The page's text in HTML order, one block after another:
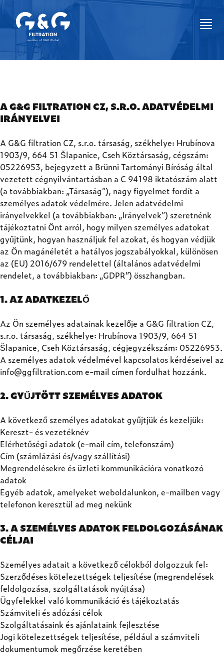
A G&G FILTRATION CZ, S.R.O. ADATVÉDELMI
IRÁNYELVEI
A G&G filtration CZ, s.r.o. társaság, székhelye: Hrubínova
1903/9, 664 51 Šlapanice, Cseh Köztársaság, cégszám:
05226953, bejegyzett a Brünni Tartományi Bíróság által
vezetett cégnyilvántartásban a C 94198 iktatószám alatt
(a továbbiakban: „Társaság”), nagy figyelmet fordít a
személyes adatok védelmére. Jelen adatvédelmi
irányelvekkel (a továbbiakban: „Irányelvek”) szeretnénk
tájékoztatni Önt arról, hogy milyen személyes adatokat
gyűjtünk, hogyan használjuk fel azokat, és hogyan védjük
az Ön magánéletét a hatályos jogszabályokkal, különösen
az (EU) 2016/679 rendelettel (általános adatvédelmi
rendelet, a továbbiakban: „GDPR”) összhangban.
1. AZ ADATKEZELŐ
Az Ön személyes adatainak kezelője a G&G filtration CZ,
s.r.o. társaság, székhelye: Hrubínova 1903/9, 664 51
Šlapanice, Cseh Köztársaság, cégjegyzékszám: 05226953.
A személyes adatok védelmével kapcsolatos kérdéseivel az
info@ggfiltration.com e-mail címen fordulhat hozzánk.
2. GYŰJTÖTT SZEMÉLYES ADATOK
A következő személyes adatokat gyűjtjük és kezeljük:
Kereszt- és vezetéknév
Elérhetőségi adatok (e-mail cím, telefonszám)
Cím (számlázási és/vagy szállítási)
Megrendelésekre és üzleti kommunikációra vonatkozó
adatok
Egyéb adatok, amelyeket weboldalunkon, e-mailben vagy
telefonon keresztül ad meg nekünk
3. A SZEMÉLYES ADATOK FELDOLGOZÁSÁNAK
CÉLJAI
Személyes adatait a következő célokból dolgozzuk fel:
Szerződéses kötelezettségek teljesítése (megrendelések
feldolgozása, szolgáltatások nyújtása)
Ügyfelekkel való kommunikáció és tájékoztatás
Számviteli és adózási célok
Szolgáltatásaink és ajánlataink fejlesztése
Jogi kötelezettségek teljesítése, például a számviteli
dokumentumok megőrzése keretében